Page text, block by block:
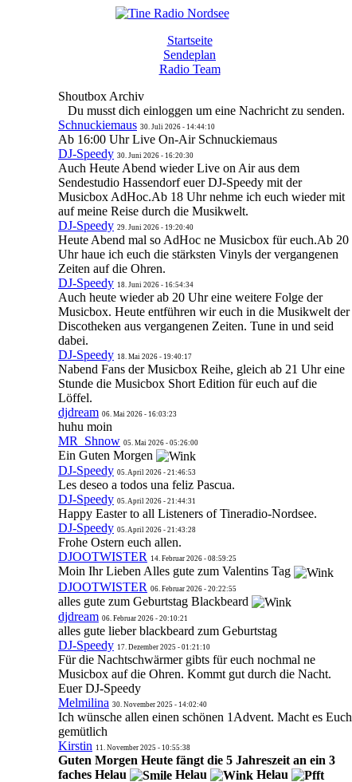
Startseite
Sendeplan
Radio Team
Shoutbox Archiv
Du musst dich einloggen um eine Nachricht zu senden.
Schnuckiemaus 30. Juli 2026 - 14:44:10
Ab 16:00 Uhr Live On-Air Schnuckiemaus
DJ-Speedy 30. Juni 2026 - 16:20:30
Auch Heute Abend wieder Live on Air aus dem
Sendestudio Hassendorf euer DJ-Speedy mit der
Musicbox AdHoc.Ab 18 Uhr nehme ich euch wieder mit
auf meine Reise durch die Musikwelt.
DJ-Speedy 29. Juni 2026 - 19:20:40
Heute Abend mal so AdHoc ne Musicbox für euch.Ab 20
Uhr haue ich euch die stärksten Vinyls der vergangenen
Zeiten auf die Ohren.
DJ-Speedy 18. Juni 2026 - 16:54:34
Auch heute wieder ab 20 Uhr eine weitere Folge der
Musicbox. Heute entführen wir euch in die Musikwelt der
Discotheken aus vergangenen Zeiten. Tune in und seid
dabei.
DJ-Speedy 18. Mai 2026 - 19:40:17
Nabend Fans der Musicbox Reihe, gleich ab 21 Uhr eine
Stunde die Musicbox Short Edition für euch auf die
Löffel.
djdream 06. Mai 2026 - 16:03:23
huhu moin
MR_Shnow 05. Mai 2026 - 05:26:00
Ein Guten Morgen
DJ-Speedy 05. April 2026 - 21:46:53
Les deseo a todos una feliz Pascua.
DJ-Speedy 05. April 2026 - 21:44:31
Happy Easter to all Listeners of Tineradio-Nordsee.
DJ-Speedy 05. April 2026 - 21:43:28
Frohe Ostern euch allen.
DJOOTWISTER
14. Februar 2026 - 08:59:25
Moin Ihr Lieben Alles gute zum Valentins Tag
DJOOTWISTER 06. Februar 2026 - 20:22:55
alles gute zum Geburtstag Blackbeard
djdream 06. Februar 2026 - 20:10:21
alles gute lieber blackbeard zum Geburtstag
DJ-Speedy 17. Dezember 2025 - 01:21:10
Für die Nachtschwärmer gibts für euch nochmal ne
Musicbox auf die Ohren. Kommt gut durch die Nacht.
Euer DJ-Speedy
Melmilina 30. November 2025 - 14:02:40
Ich wünsche allen einen schönen 1Advent. Macht es Euch
gemütlich
Kirstin 11. November 2025 - 10:55:38
Guten Morgen Heute fängt die 5 Jahreszeit an ein 3
faches Helau
Helau
Helau